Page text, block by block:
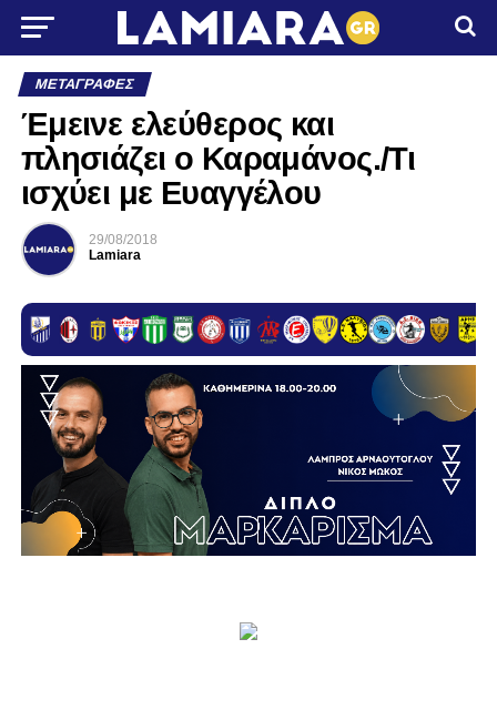
ΜΕΤΑΓΡΑΦΈΣ
Έμεινε ελεύθερος και
πλησιάζει ο Καραμάνος./Τι
ισχύει με Ευαγγέλου
29/08/2018
Lamiara